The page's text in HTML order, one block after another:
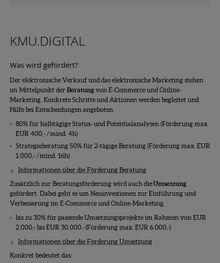
KMU.DIGITAL
Was wird gefördert?
Der elektronische Verkauf und das elektronische Marketing stehen
im Mittelpunkt der Beratung von E-Commerce und Online-
Marketing. Konkrete Schritte und Aktionen werden begleitet und
Hilfe bei Entscheidungen angeboten.
80% für halbtägige Status- und Potentialanalysen (Förderung max.
EUR 400,- / mind. 4h)
Strategieberatung 50% für 2-tägige Beratung (Förderung max. EUR
1.000,- / mind. 16h)
Informationen über die Förderung Beratung
Zusätzlich zur Beratungsförderung wird auch dieUmsetzung
gefördert. Dabei geht es um Neuinvestionen zur Einführung und
Verbesserung im E-Commerce und Online-Marketing.
bis zu 30% für passende Umsetzungsprojekte im Rahmen von EUR
2.000,- bis EUR 30.000,- (Förderung max. EUR 6.000,-)
Informationen über die Förderung Umsetzung
Konkret bedeutet das: